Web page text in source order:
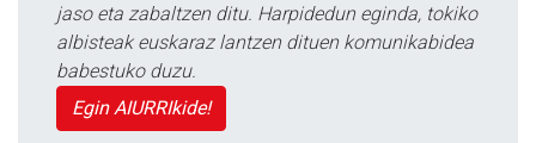
jaso eta zabaltzen ditu. Harpidedun eginda, tokiko
albisteak euskaraz lantzen dituen komunikabidea
babestuko duzu.
Egin AIURRIkide!